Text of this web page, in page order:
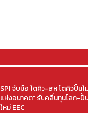
SPI จับมือ โตคิว-สห โตคิวปั้นโ
แห่งอนาคต” รับคลื่นทุนโลก-ปั้
ใหม่ EEC